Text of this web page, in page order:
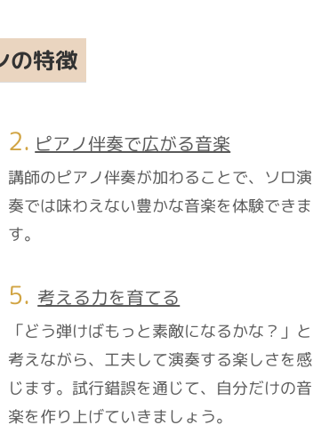
の特徴
2. ピアノ伴奏で広がる音楽
講師のピアノ伴奏が加わることで、ソロ演
奏では味わえない豊かな音楽を体験できま
す。
5. 考える力を育てる
「どう弾けばもっと素敵になるかな？」と
考えながら、工夫して演奏する楽しさを感
じます。試行錯誤を通じて、自分だけの音
楽を作り上げていきましょう。